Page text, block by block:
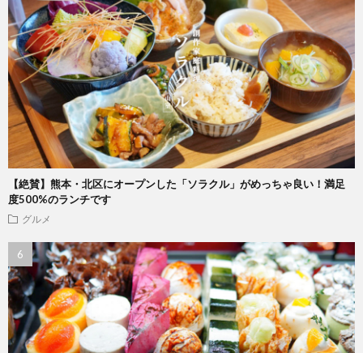
【絶賛】熊本・北区にオープンした「ソラクル」がめっちゃ良い！満足
度500%のランチです
グルメ